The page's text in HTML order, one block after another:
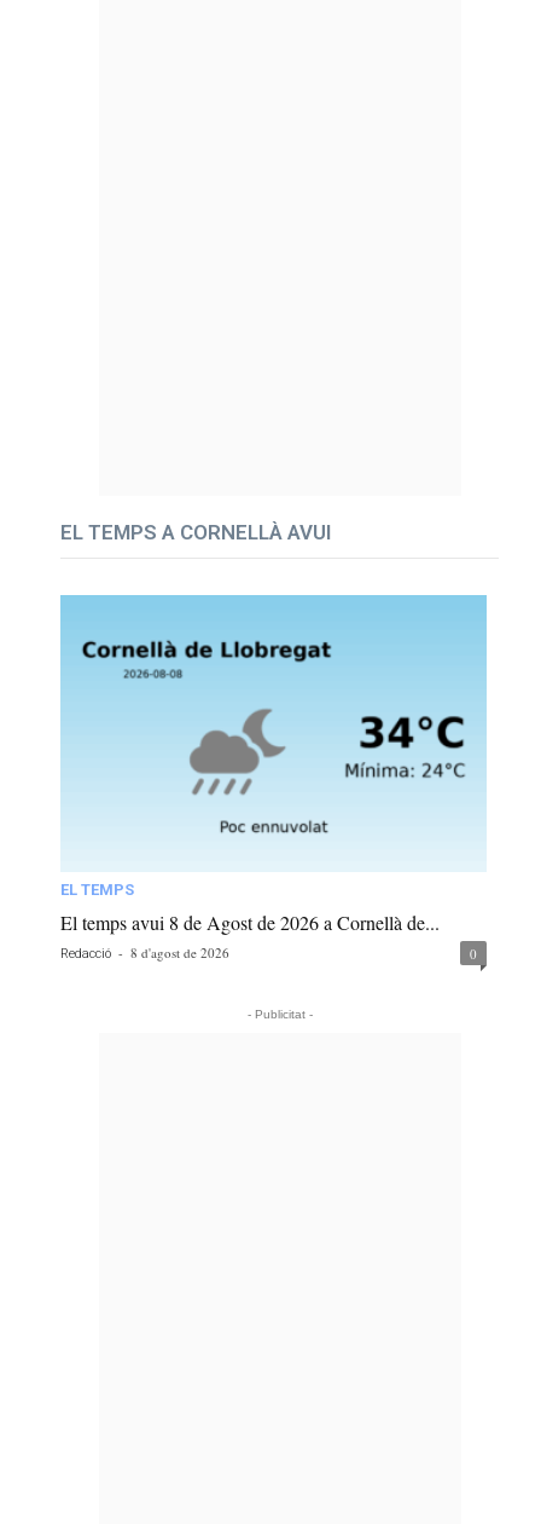
EL TEMPS A CORNELLÀ AVUI
EL TEMPS
El temps avui 8 de Agost de 2026 a Cornellà de...
Redacció - 8 d'agost de 2026 0
- Publicitat -